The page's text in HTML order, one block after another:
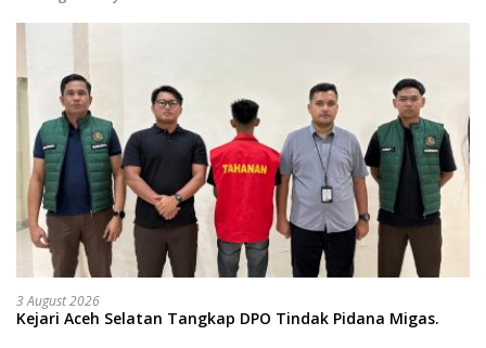
3 August 2026
Kejari Aceh Selatan Tangkap DPO Tindak Pidana Migas.